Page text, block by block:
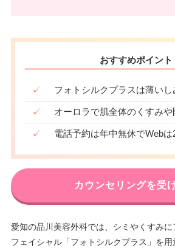
おすすめポイント
✓ フォトシルクプラスは薄いし
✓ オーロラで肌全体のくすみ
✓ 電話予約は年中無休でWeb
カウンセリングを受
愛知の品川美容外科では、シミやくすみに
フェイシャル「フォトシルクプラス」を用